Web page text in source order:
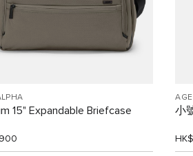
15" Expandable Briefcase 小